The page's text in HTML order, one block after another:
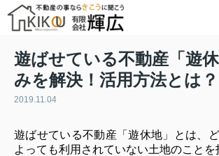
遊ばせている不動産「遊
みを解決！活用方法とは？
2019.11.04
遊ばせている不動産「遊休地」とは、
よっても利用されていない土地のことを